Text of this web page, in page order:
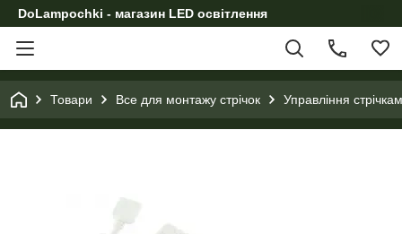
DoLampochki - магазин LED освітлення
Товари Все для монтажу стрічок Управління